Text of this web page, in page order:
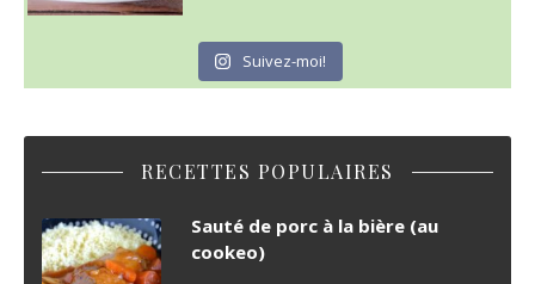
Suivez-moi!
RECETTES POPULAIRES
Sauté de porc à la bière (au
cookeo)